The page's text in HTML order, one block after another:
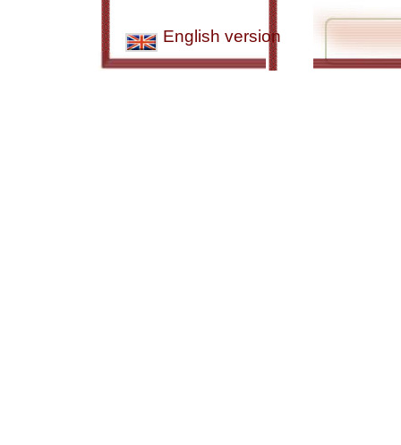
English version